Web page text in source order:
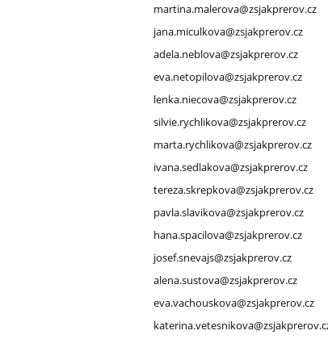
martina.malerova@zsjakprerov.cz
jana.miculkova@zsjakprerov.cz
adela.neblova@zsjakprerov.cz
eva.netopilova@zsjakprerov.cz
lenka.niecova@zsjakprerov.cz
silvie.rychlikova@zsjakprerov.cz
marta.rychlikova@zsjakprerov.cz
ivana.sedlakova@zsjakprerov.cz
tereza.skrepkova@zsjakprerov.cz
pavla.slavikova@zsjakprerov.cz
hana.spacilova@zsjakprerov.cz
josef.snevajs@zsjakprerov.cz
alena.sustova@zsjakprerov.cz
eva.vachouskova@zsjakprerov.cz